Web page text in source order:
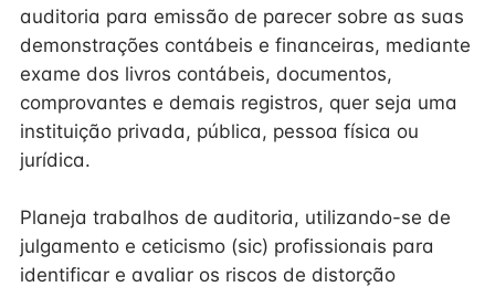
auditoria para emissão de parecer sobre as suas
demonstrações contábeis e financeiras, mediante
exame dos livros contábeis, documentos,
comprovantes e demais registros, quer seja uma
instituição privada, pública, pessoa física ou
jurídica.
Planeja trabalhos de auditoria, utilizando-se de
julgamento e ceticismo (sic) profissionais para
identificar e avaliar os riscos de distorção